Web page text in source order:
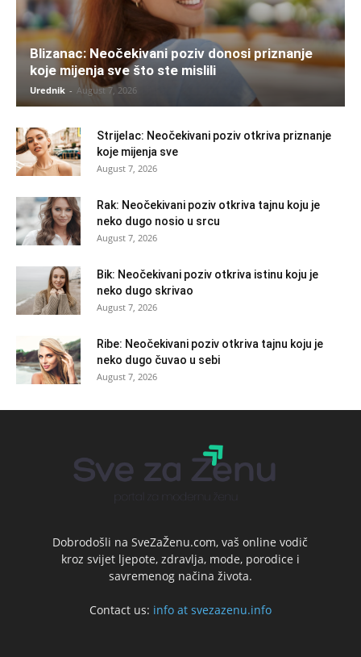
Blizanac: Neočekivani poziv donosi priznanje
koje mijenja sve što ste mislili
Urednik - August 7, 2026
Strijelac: Neočekivani poziv otkriva priznanje
koje mijenja sve
August 7, 2026
Rak: Neočekivani poziv otkriva tajnu koju je
neko dugo nosio u srcu
August 7, 2026
Bik: Neočekivani poziv otkriva istinu koju je
neko dugo skrivao
August 7, 2026
Ribe: Neočekivani poziv otkriva tajnu koju je
neko dugo čuvao u sebi
August 7, 2026
Dobrodošli na SveZaŽenu.com, vaš online vodič
kroz svijet ljepote, zdravlja, mode, porodice i
savremenog načina života.
Contact us: info at svezazenu.info